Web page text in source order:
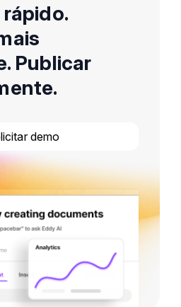
Publicar
demo